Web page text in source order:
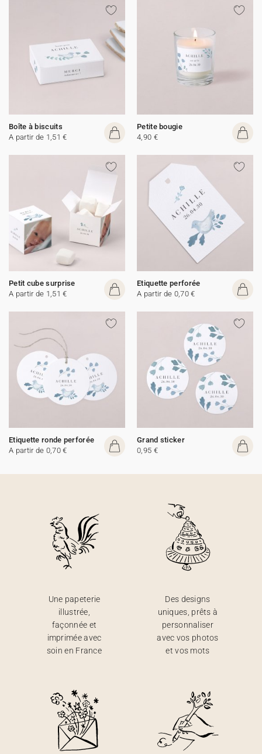
Boîte à biscuits
A partir de 1,51 €
Petite bougie
4,90 €
Petit cube surprise
A partir de 1,51 €
Etiquette perforée
A partir de 0,70 €
Etiquette ronde perforée
A partir de 0,70 €
Grand sticker
0,95 €
Une papeterie
illustrée,
façonnée et
imprimée avec
soin en France
Des designs
uniques, prêts à
personnaliser
avec vos photos
et vos mots